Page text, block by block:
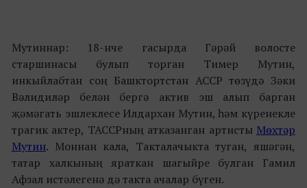
Мутиннар: 18-нче гасырда Гәрәй волосте
старшинасы булып торган Тимер Мутин,
инкыйлабтан соң Башктортстан АССР төзүдә Зәки
Вәлидиләр белән бергә актив эш алып барган
җәмәгать эшлеклесе Илдархан Мутин, һәм күренекле
трагик актер, ТАССРның атказанган артисты Мөхтәр
Мутин. Моннан кала, Такталачыкта туган, яшәгән,
татар халкының яраткан шагыйре булган Гамил
Афзал истәлегенә дә такта ачалар бүген.